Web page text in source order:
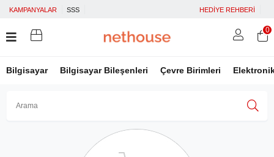
KAMPANYALAR SSS HEDİYE REHBERİ
Bilgisayar Bilgisayar Bileşenleri Çevre Birimleri
Üye Ol Facebook İle Bağlan
0